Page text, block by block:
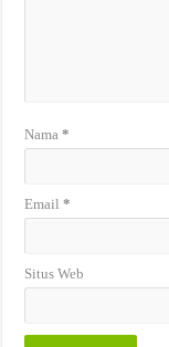
Nama*
Email*
Situs Web